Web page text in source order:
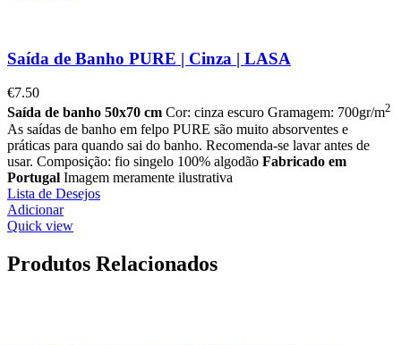
Saída de Banho PURE | Cinza | LASA
€7.50
Saída de banho 50x70 cm Cor: cinza escuro Gramagem: 700gr/m2
As saídas de banho em felpo PURE são muito absorventes e
práticas para quando sai do banho. Recomenda-se lavar antes de
usar. Composição: fio singelo 100% algodão Fabricado em
Portugal Imagem meramente ilustrativa
Lista de Desejos
Adicionar
Quick view
Produtos Relacionados